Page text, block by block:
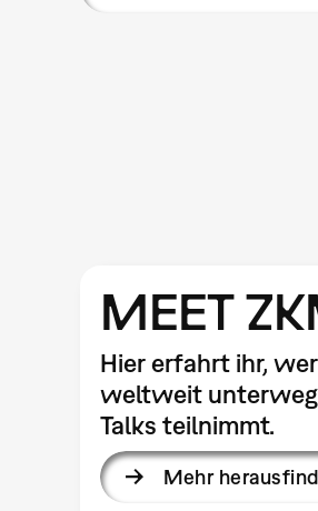
MEET
Hier erfahrt ihr,
weltweit
Talks teilnimmt.
Mehr